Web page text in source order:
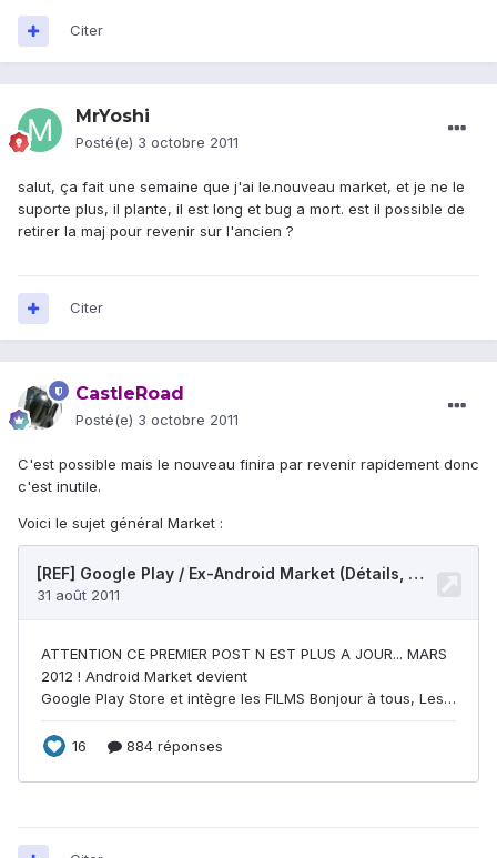
Citer
MrYoshi
Posté(e) 3 octobre 2011
salut, ça fait une semaine que j'ai le.nouveau market, et je ne le
suporte plus, il plante, il est long et bug a mort. est il possible de
retirer la maj pour revenir sur l'ancien ?
Citer
CastleRoad
Posté(e) 3 octobre 2011
C'est possible mais le nouveau finira par revenir rapidement donc
c'est inutile.
Voici le sujet général Market :